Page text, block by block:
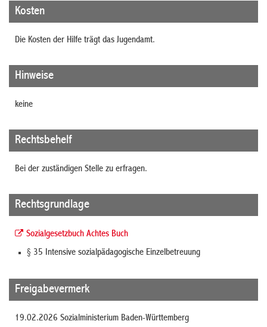
Kosten
Die Kosten der Hilfe trägt das Jugendamt.
Hinweise
keine
Rechtsbehelf
Bei der zuständigen Stelle zu erfragen.
Rechtsgrundlage
Sozialgesetzbuch Achtes Buch
§ 35 Intensive sozialpädagogische Einzelbetreuung
Freigabevermerk
19.02.2026 Sozialministerium Baden-Württemberg